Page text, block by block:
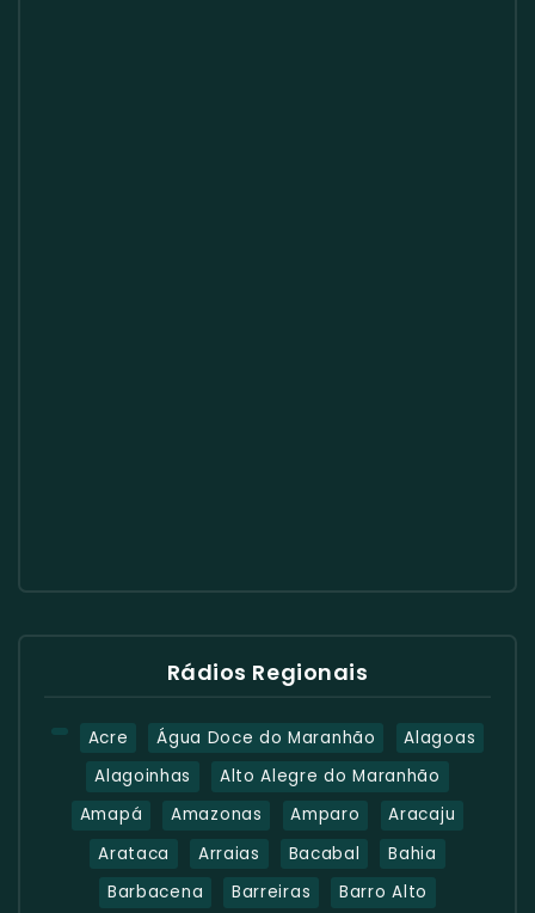
Rádios Regionais
Acre Água Doce do Maranhão
Alagoas
Alagoinhas
Alto Alegre do Maranhão
Amapá
Amazonas Amparo
Aracaju
Arataca
Arraias Bacabal
Bahia
Barbacena
Barreiras Barro Alto